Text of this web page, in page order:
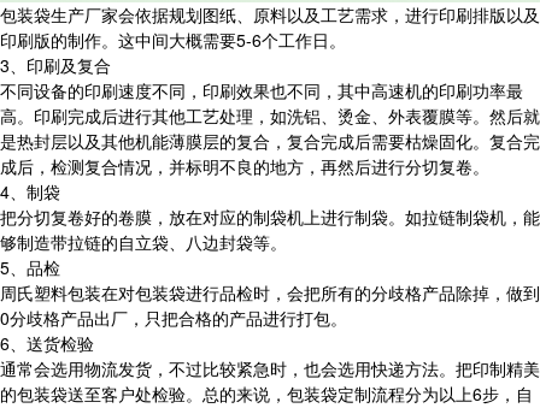
包装袋生产厂家会依据规划图纸、原料以及工艺需求，进行印刷排版以及
印刷版的制作。这中间大概需要5-6个工作日。
3、印刷及复合
不同设备的印刷速度不同，印刷效果也不同，其中高速机的印刷功率最
高。印刷完成后进行其他工艺处理，如洗铝、烫金、外表覆膜等。然后就
是热封层以及其他机能薄膜层的复合，复合完成后需要枯燥固化。复合完
成后，检测复合情况，并标明不良的地方，再然后进行分切复卷。
4、制袋
把分切复卷好的卷膜，放在对应的制袋机上进行制袋。如拉链制袋机，能
够制造带拉链的自立袋、八边封袋等。
5、品检
周氏塑料包装在对包装袋进行品检时，会把所有的分歧格产品除掉，做到
0分歧格产品出厂，只把合格的产品进行打包。
6、送货检验
通常会选用物流发货，不过比较紧急时，也会选用快递方法。把印制精美
的包装袋送至客户处检验。总的来说，包装袋定制流程分为以上6步，自